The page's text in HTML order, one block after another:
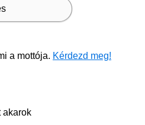
a mottója. Kérdezd meg!
akarok